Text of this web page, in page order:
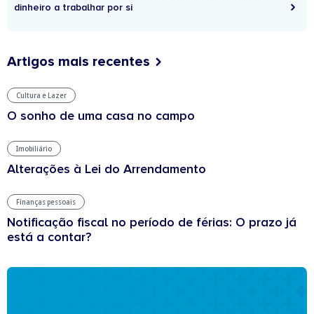
dinheiro a trabalhar por si
Artigos mais recentes
Cultura e Lazer
O sonho de uma casa no campo
Imobiliário
Alterações à Lei do Arrendamento
Finanças pessoais
Notificação fiscal no período de férias: O prazo já
está a contar?